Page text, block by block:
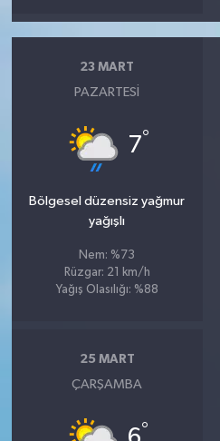
23 MART
PAZARTESI
7°
Bölgesel düzensiz yağmur
yağışlı
Nem: %73
Rüzgar: 21 km/h
Yağış Olasılığı: %88
25 MART
ÇARŞAMBA
°